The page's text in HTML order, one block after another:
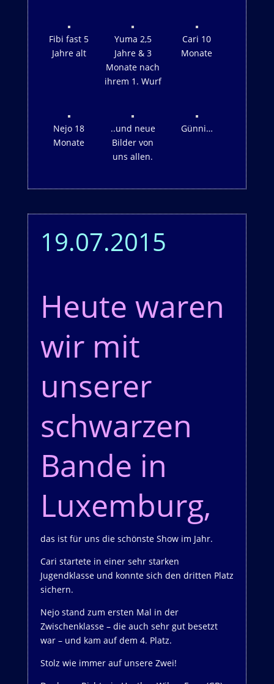
Fibi fast 5
Jahre alt
Yuma 2,5
Jahre & 3
Monate nach
ihrem 1. Wurf
Cari 10
Monate
Nejo 18
Monate
..und neue
Bilder von
uns allen.
Günni…
19.07.2015
Heute waren
wir mit
unserer
schwarzen
Bande in
Luxemburg,
das ist für uns die schönste Show im Jahr.
Cari startete in einer sehr starken
Jugendklasse und konnte sich den dritten Platz
sichern.
Nejo stand zum ersten Mal in der
Zwischenklasse – die auch sehr gut besetzt
war – und kam auf dem 4. Platz.
Stolz wie immer auf unsere Zwei!